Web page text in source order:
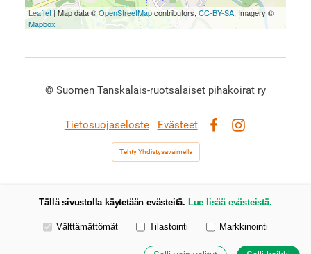
Leaflet| Map data ©OpenStreetMapcontributors,CC-BY-SA, Imagery ©
Mapbox
© Suomen Tanskalais-ruotsalaiset pihakoirat ry
Tietosuojaseloste
Evästeet
Tehty Yhdistysavaimella
Tällä sivustolla käytetään evästeitä. Lue lisää evästeistä.
Valitse käytettävät evästeet
Välttämättömät Tilastointi Markkinointi